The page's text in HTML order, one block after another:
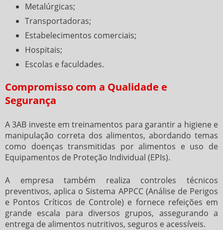
Metalúrgicas;
Transportadoras;
Estabelecimentos comerciais;
Hospitais;
Escolas e faculdades.
Compromisso com a Qualidade e
Segurança
A 3AB investe em treinamentos para garantir a higiene e
manipulação correta dos alimentos, abordando temas
como doenças transmitidas por alimentos e uso de
Equipamentos de Proteção Individual (EPIs).
A empresa também realiza controles técnicos
preventivos, aplica o Sistema APPCC (Análise de Perigos
e Pontos Críticos de Controle) e fornece refeições em
grande escala para diversos grupos, assegurando a
entrega de alimentos nutritivos, seguros e acessíveis.